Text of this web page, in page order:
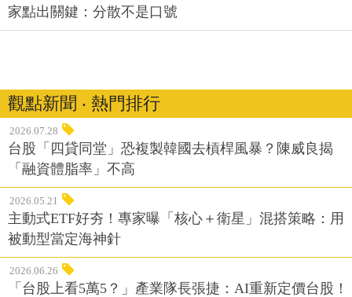
家點出關鍵：分散不是口號
觀點新聞 ‧ 熱門排行
2026.07.28
台股「四貸同堂」恐複製韓國去槓桿風暴？陳威良揭
「融資體脂率」不高
2026.05.21
主動式ETF好夯！專家曝「核心＋衛星」混搭策略：用
被動型當定海神針
2026.06.26
「台股上看5萬5？」產業隊長張捷：AI重新定價台股！